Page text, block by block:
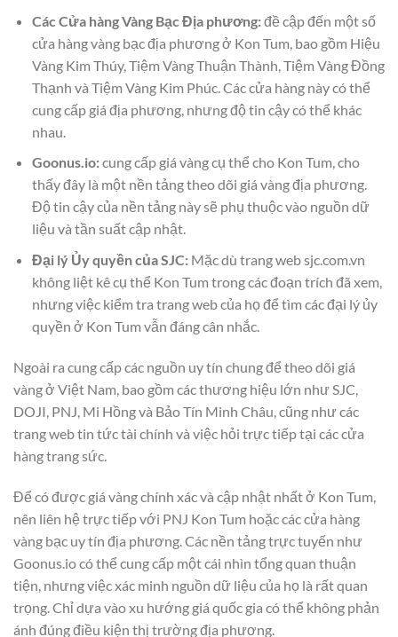
Các Cửa hàng Vàng Bạc Địa phương:đề cập đến một số
cửa hàng vàng bạc địa phương ở Kon Tum, bao gồm Hiệu
Vàng Kim Thúy, Tiệm Vàng Thuận Thành, Tiệm Vàng Đồng
Thạnh và Tiệm Vàng Kim Phúc. Các cửa hàng này có thể
cung cấp giá địa phương, nhưng độ tin cậy có thể khác
nhau.
Goonus.io:cung cấp giá vàng cụ thể cho Kon Tum, cho
thấy đây là một nền tảng theo dõi giá vàng địa phương.
Độ tin cậy của nền tảng này sẽ phụ thuộc vào nguồn dữ
liệu và tần suất cập nhật.
Đại lý Ủy quyền của SJC:Mặc dù trang web sjc.com.vn
không liệt kê cụ thể Kon Tum trong các đoạn trích đã xem,
nhưng việc kiểm tra trang web của họ để tìm các đại lý ủy
quyền ở Kon Tum vẫn đáng cân nhắc.
Ngoài ra cung cấp các nguồn uy tín chung để theo dõi giá
vàng ở Việt Nam, bao gồm các thương hiệu lớn như SJC,
DOJI, PNJ, Mi Hồng và Bảo Tín Minh Châu, cũng như các
trang web tin tức tài chính và việc hỏi trực tiếp tại các cửa
hàng trang sức.
Để có được giá vàng chính xác và cập nhật nhất ở Kon Tum,
nên liên hệ trực tiếp với PNJ Kon Tum hoặc các cửa hàng
vàng bạc uy tín địa phương. Các nền tảng trực tuyến như
Goonus.io có thể cung cấp một cái nhìn tổng quan thuận
tiện, nhưng việc xác minh nguồn dữ liệu của họ là rất quan
trọng. Chỉ dựa vào xu hướng giá quốc gia có thể không phản
ánh đúng điều kiện thị trường địa phương.